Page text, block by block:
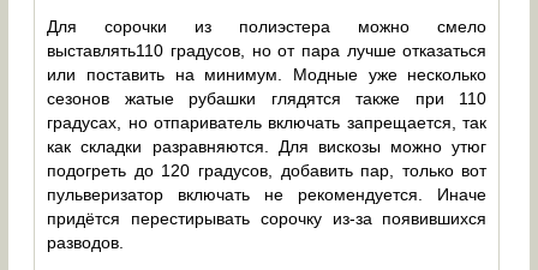
Для сорочки из полиэстера можно смело
выставлять110 градусов, но от пара лучше отказаться
или поставить на минимум. Модные уже несколько
сезонов жатые рубашки глядятся также при 110
градусах, но отпариватель включать запрещается, так
как складки разравняются. Для вискозы можно утюг
подогреть до 120 градусов, добавить пар, только вот
пульверизатор включать не рекомендуется. Иначе
придётся перестирывать сорочку из-за появившихся
разводов.